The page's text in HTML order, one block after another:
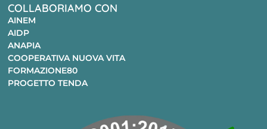
COLLABORIAMO CON
AINEM
AIDP
ANAPIA
COOPERATIVA NUOVA VITA
FORMAZIONE80
PROGETTO TENDA